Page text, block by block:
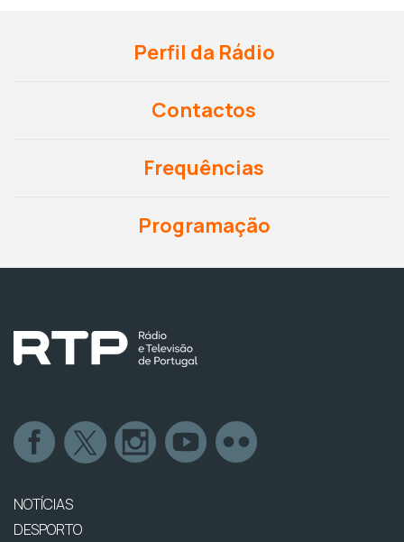
Perfil da Rádio
Contactos
Frequências
Programação
NOTÍCIAS
DESPORTO